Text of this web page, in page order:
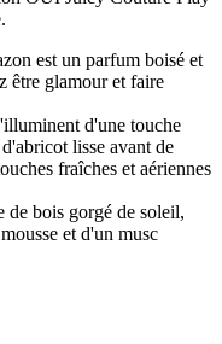
est un parfum boisé et
être glamour et faire
d'une touche
lisse avant de
fraîches et aériennes
de bois gorgé de soleil,
et d'un musc